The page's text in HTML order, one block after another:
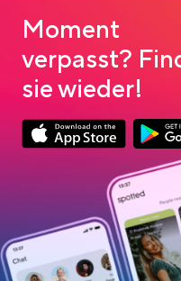
Moment
verpasst?
sie wieder!
Link opens in a new tab
Link